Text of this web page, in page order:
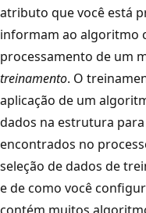
atributo que você está
informam ao algoritmo
processamento de um
treinamento. O
aplicação de um
dados na estrutura
encontrados no
seleção de dados de
e de como você
contém muitos